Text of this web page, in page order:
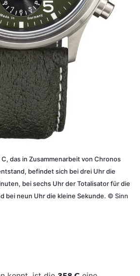
das in Zusammenarbeit von Chronos
befindet sich bei drei Uhr die
bei sechs Uhr der Totalisator für die
bei neun Uhr die kleine Sekunde. © Sinn